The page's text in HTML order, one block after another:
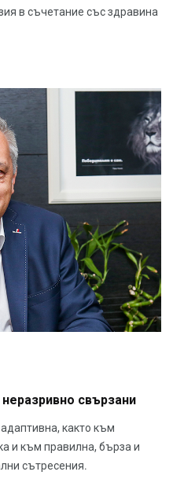
в съчетание със здравина
свързани
както към
и към правилна, бърза и
сътресения.